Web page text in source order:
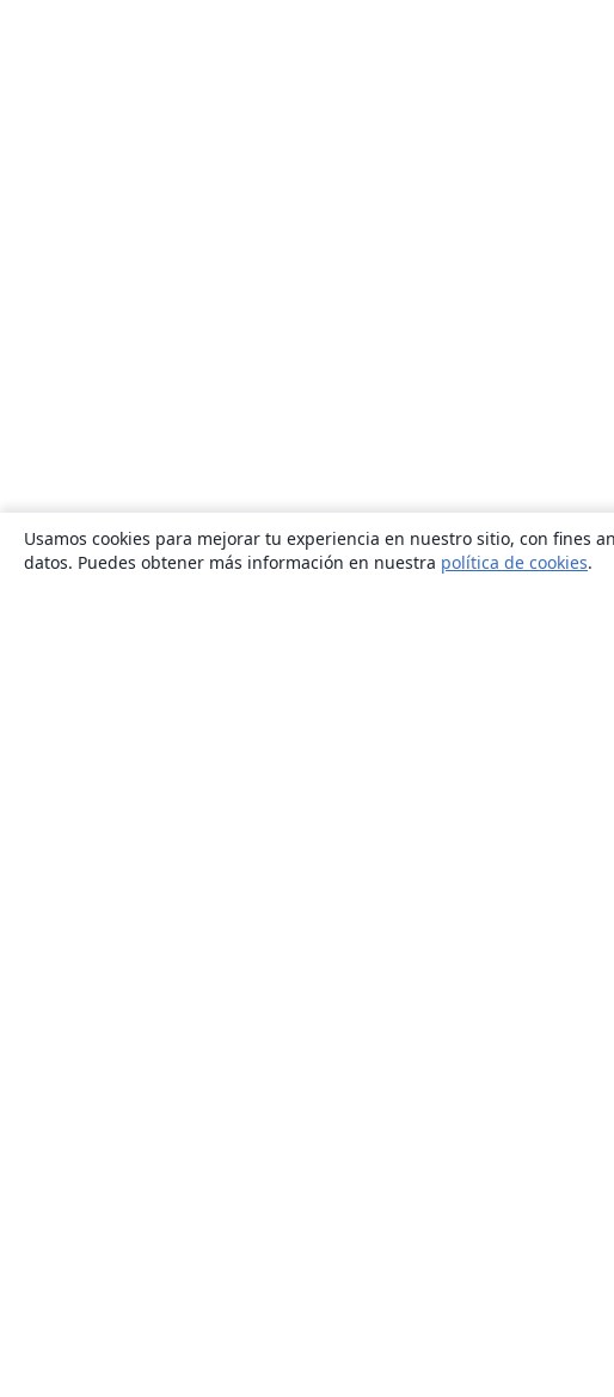
Usamos cookies para mejorar tu experiencia en nuestro sitio, con
datos. Puedes obtener más información en nuestra política de cookies.